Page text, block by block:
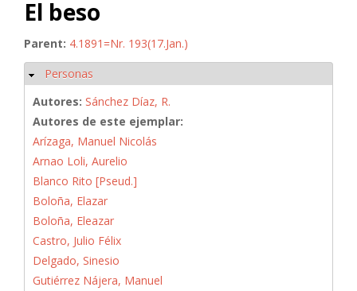
El beso
Parent: 4.1891=Nr. 193(17.Jan.)
Ocultar
Personas
Autores: Sánchez Díaz, R.
Autores de este ejemplar:
Arízaga, Manuel Nicolás
Arnao Loli, Aurelio
Blanco Rito [Pseud.]
Boloña, Elazar
Boloña, Eleazar
Castro, Julio Félix
Delgado, Sinesio
Gutiérrez Nájera, Manuel